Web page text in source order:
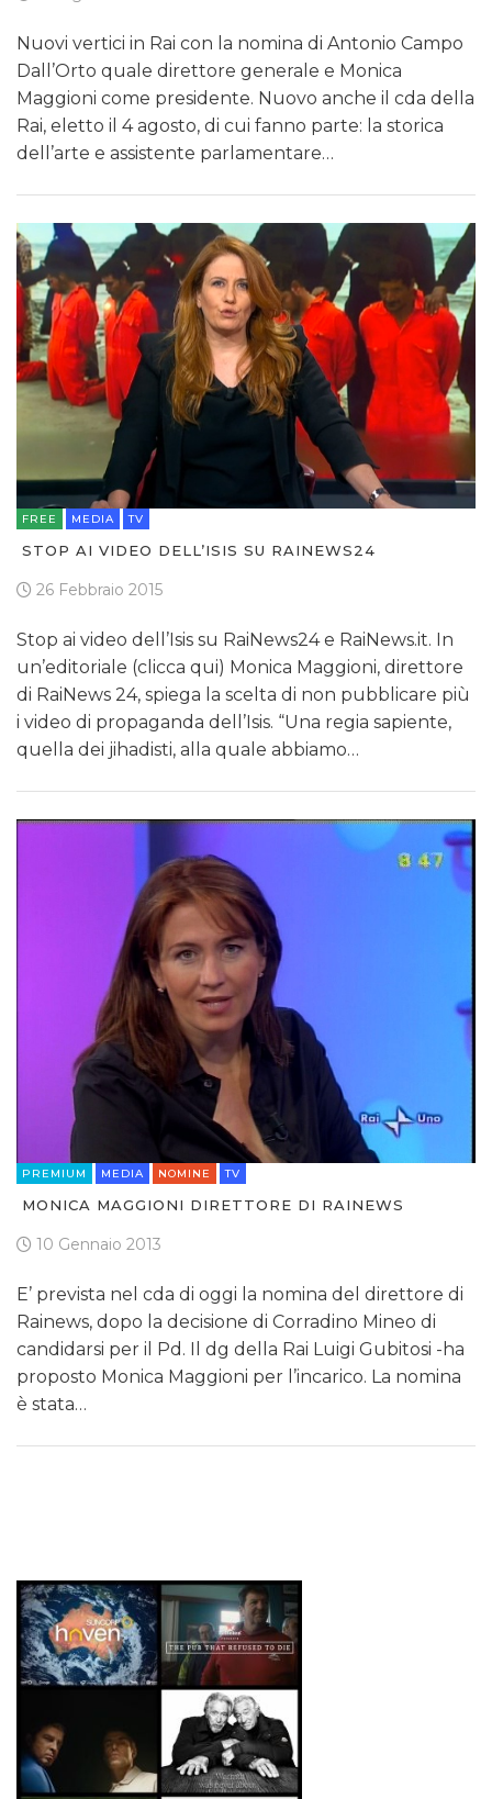
Nuovi vertici in Rai con la nomina di Antonio Campo
Dall’Orto quale direttore generale e Monica
Maggioni come presidente. Nuovo anche il cda della
Rai, eletto il 4 agosto, di cui fanno parte: la storica
dell’arte e assistente parlamentare…
FREE MEDIA TV
STOP AI VIDEO DELL’ISIS SU RAINEWS24
26 Febbraio 2015
Stop ai video dell’Isis su RaiNews24 e RaiNews.it. In
un’editoriale (clicca qui) Monica Maggioni, direttore
di RaiNews 24, spiega la scelta di non pubblicare più
i video di propaganda dell’Isis. “Una regia sapiente,
quella dei jihadisti, alla quale abbiamo…
PREMIUM MEDIA NOMINE TV
MONICA MAGGIONI DIRETTORE DI RAINEWS
10 Gennaio 2013
E’ prevista nel cda di oggi la nomina del direttore di
Rainews, dopo la decisione di Corradino Mineo di
candidarsi per il Pd. Il dg della Rai Luigi Gubitosi -ha
proposto Monica Maggioni per l’incarico. La nomina
è stata…